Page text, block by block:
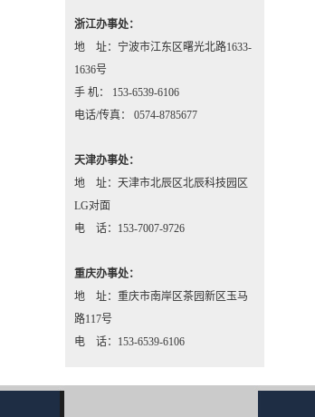
浙江办事处：
地 址：宁波市江东区曙光北路1633-
1636号
手 机： 153-6539-6106
电话/传真： 0574-8785677
天津办事处：
地 址：天津市北辰区北辰科技园区
LG对面
电 话：153-7007-9726
重庆办事处：
地 址：重庆市南岸区茶园新区玉马
路117号
电 话：153-6539-6106